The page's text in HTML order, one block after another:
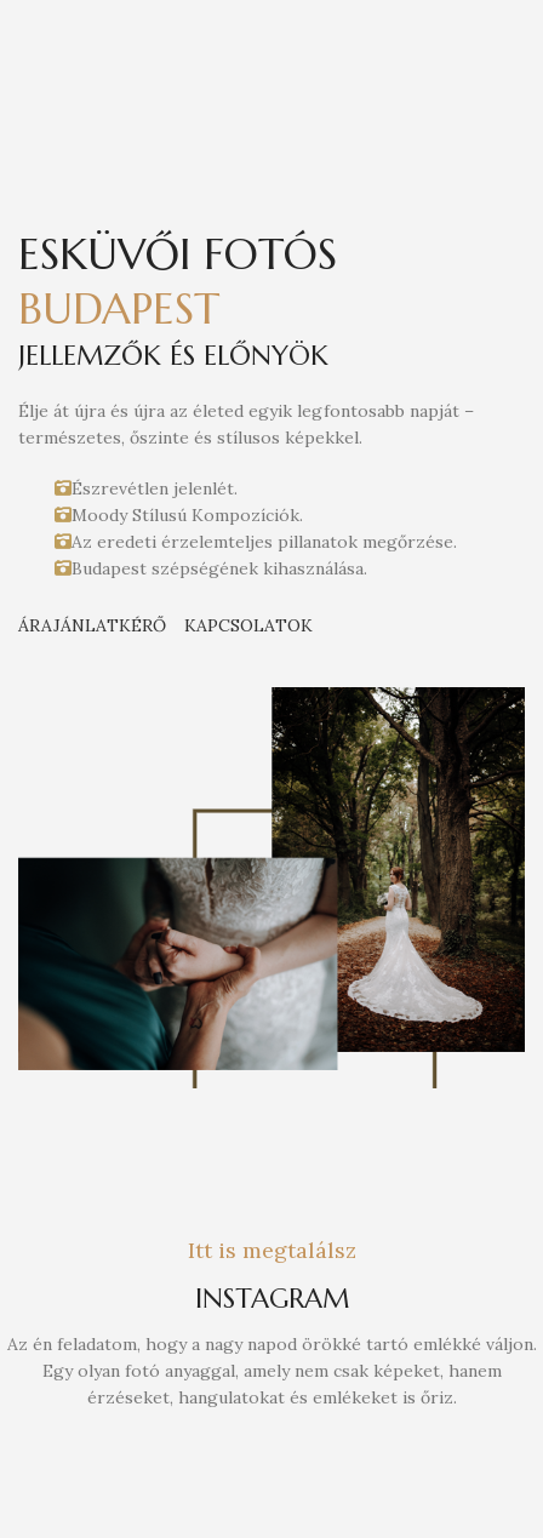
ESKÜVŐI FOTÓS
BUDAPEST
JELLEMZŐK ÉS ELŐNYÖK
Élje át újra és újra az életed egyik legfontosabb napját –
természetes, őszinte és stílusos képekkel.
Észrevétlen jelenlét.
Moody Stílusú Kompozíciók.
Az eredeti érzelemteljes pillanatok megőrzése.
Budapest szépségének kihasználása.
ÁRAJÁNLATKÉRŐ KAPCSOLATOK
Itt is megtalálsz
INSTAGRAM
Az én feladatom, hogy a nagy napod örökké tartó emlékké váljon.
Egy olyan fotó anyaggal, amely nem csak képeket, hanem
érzéseket, hangulatokat és emlékeket is őriz.